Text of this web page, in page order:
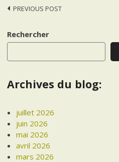
Post
PREVIOUS POST
Rechercher
Archives du blog:
juillet 2026
juin 2026
mai 2026
avril 2026
mars 2026